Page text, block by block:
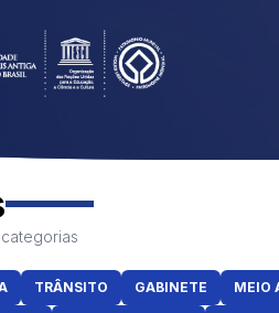
TRÂNSITO GABINETE MEIO